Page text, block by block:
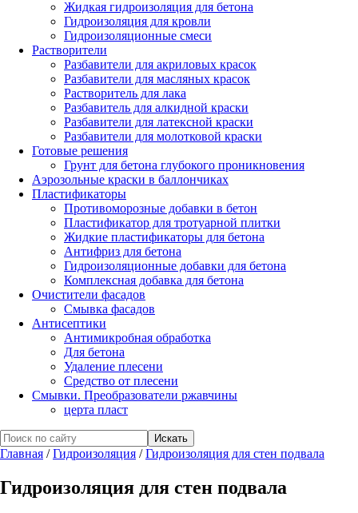
Жидкая гидроизоляция для бетона
Гидроизоляция для кровли
Гидроизоляционные смеси
Растворители
Разбавители для акриловых красок
Разбавители для масляных красок
Растворитель для лака
Разбавитель для алкидной краски
Разбавители для латексной краски
Разбавители для молотковой краски
Готовые решения
Грунт для бетона глубокого проникновения
Аэрозольные краски в баллончиках
Пластификаторы
Противоморозные добавки в бетон
Пластификатор для тротуарной плитки
Жидкие пластификаторы для бетона
Антифриз для бетона
Гидроизоляционные добавки для бетона
Комплексная добавка для бетона
Очистители фасадов
Смывка фасадов
Антисептики
Антимикробная обработка
Для бетона
Удаление плесени
Средство от плесени
Смывки. Преобразователи ржавчины
церта пласт
Главная /Гидроизоляция /Гидроизоляция для стен подвала
Гидроизоляция для стен подвала